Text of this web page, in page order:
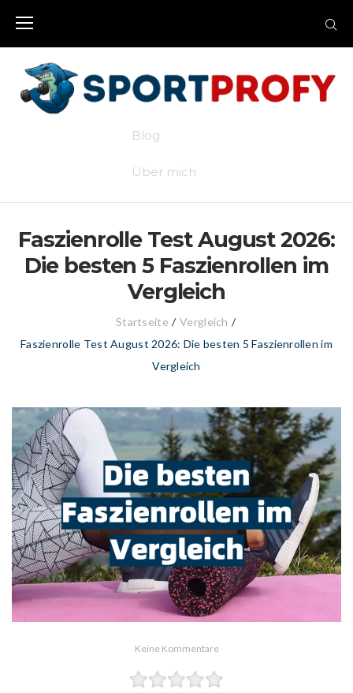
content
Blog
Über mich
Faszienrolle Test August 2026:
Die besten 5 Faszienrollen im
Vergleich
Startseite / Vergleich /
Faszienrolle Test August 2026: Die besten 5 Faszienrollen im
Vergleich
Keine Kommentare